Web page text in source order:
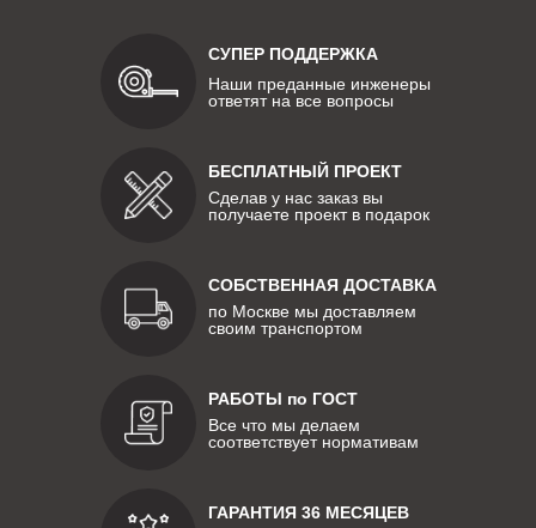
СУПЕР ПОДДЕРЖКА
Наши преданные инженеры
ответят на все вопросы
БЕСПЛАТНЫЙ ПРОЕКТ
Сделав у нас заказ вы
получаете проект в подарок
СОБСТВЕННАЯ ДОСТАВКА
по Москве мы доставляем
своим транспортом
РАБОТЫ по ГОСТ
Все что мы делаем
соответствует нормативам
ГАРАНТИЯ 36 МЕСЯЦЕВ